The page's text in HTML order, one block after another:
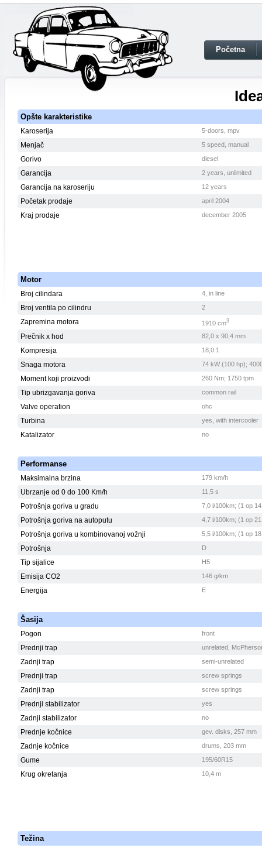
Početna
Opšte karakteristike
Karoserija 5-doors, mpv
Menjač 5 speed, manual
Gorivo diesel
Garancija 2 years, unlimited
Garancija na karoseriju 12 years
Početak prodaje april 2004
Kraj prodaje december 2005
Motor
Broj cilindara 4, in line
Broj ventila po cilindru 2
Zapremina motora 1910 cm3
Prečnik x hod 82,0 x 90,4 mm
Kompresija 18,0:1
Snaga motora 74 kW (100 hp);
Moment koji proizvodi 260 Nm; 1750 tpm
Tip ubrizgavanja goriva common rail
Valve operation ohc
Turbina yes, with intercooler
Katalizator no
Performanse
Maksimalna brzina 179 km/h
Ubrzanje od 0 do 100 Km/h 11,5 s
Potrošnja goriva u gradu 7,0 l/100km; (1 op
Potrošnja goriva na autoputu 4,7 l/100km; (1 op
Potrošnja goriva u kombinovanoj vožnji 5,5 l/100km; (1 op
Potrošnja D
Tip sijalice H5
Emisija CO2 146 g/km
Energija E
Šasija
Pogon front
Prednji trap unrelated,
Zadnji trap semi-unrelated
Prednji trap screw springs
Zadnji trap screw springs
Prednji stabilizator yes
Zadnji stabilizator no
Prednje kočnice gev. disks, 257 mm
Zadnje kočnice drums, 203 mm
Gume 195/60R15
Krug okretanja 10,4 m
Težina